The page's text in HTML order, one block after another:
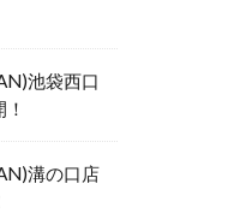
池袋西口
溝の口店